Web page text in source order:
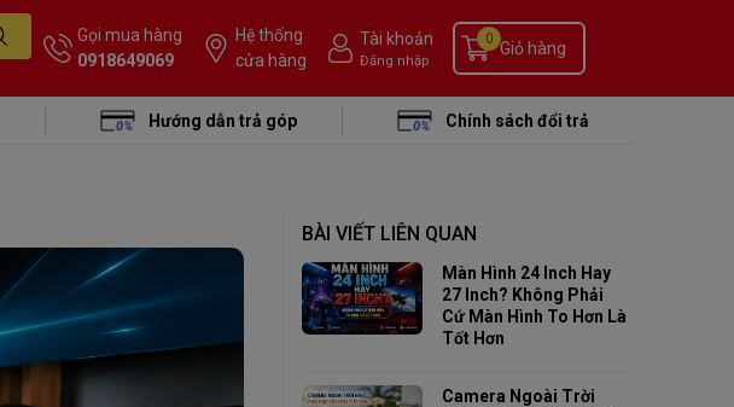
Gọi mua hàng
0918649069
Hệ thống
cửa hàng
Tài khoản
Đăng nhập
Giỏ hàng
0
Hướng dẫn trả góp Chính sách đổi trả
BÀI VIẾT LIÊN QUAN
Màn Hình 24 Inch Hay
27 Inch? Không Phải
Cứ Màn Hình To Hơn Là
Tốt Hơn
Camera Ngoài Trời